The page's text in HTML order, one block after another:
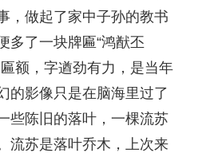
，做起了家中子孙的教书
多了一块牌匾“鸿猷丕
额，字遒劲有力，是当年
的影像只是在脑海里过了
些陈旧的落叶，一棵流苏
流苏是落叶乔木，上次来